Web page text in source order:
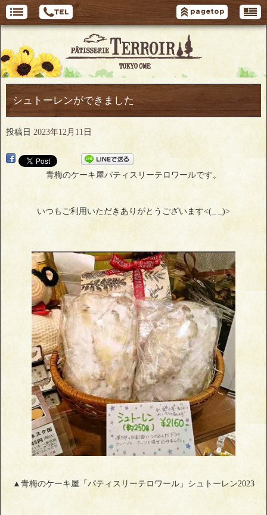
シュトーレンができました
投稿日 2023年12月11日
青梅のケーキ屋パティスリーテロワールです。
いつもご利用いただきありがとうございます<(_ _)>
▲青梅のケーキ屋「パティスリーテロワール」シュトーレン2023